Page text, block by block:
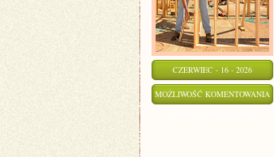
CZERWIEC - 16 - 2026
MOŻLIWOŚĆ KOMENTOWANIA